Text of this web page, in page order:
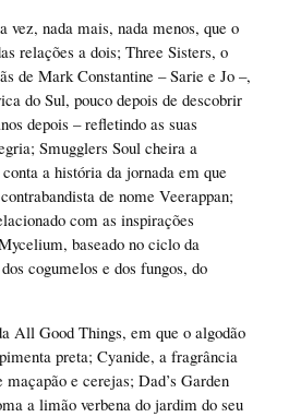
vez, nada mais, nada menos, que o
relações a dois; Three Sisters, o
de Mark Constantine – Sarie e Jo –,
do Sul, pouco depois de descobrir
depois – refletindo as suas
Smugglers Soul cheira a
a história da jornada em que
de nome Veerappan;
com as inspirações
baseado no ciclo da
cogumelos e dos fungos, do
All Good Things, em que o algodão
preta; Cyanide, a fragrância
e cerejas; Dad’s Garden
a limão verbena do jardim do seu